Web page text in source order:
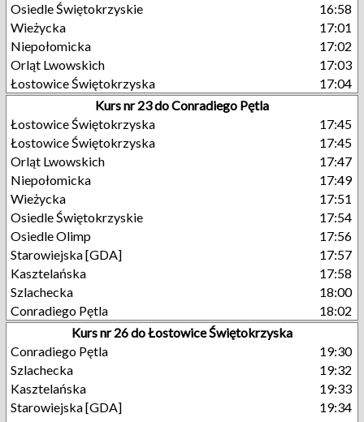
Osiedle Świętokrzyskie
16:58
Wieżycka
17:01
Niepołomicka
17:02
Orląt Lwowskich
17:03
Łostowice Świętokrzyska
17:04
Kurs nr 23 do Conradiego Pętla
Łostowice Świętokrzyska
17:45
Łostowice Świętokrzyska
17:45
Orląt Lwowskich
17:47
Niepołomicka
17:49
Wieżycka
17:51
Osiedle Świętokrzyskie
17:54
Osiedle Olimp
17:56
Starowiejska [GDA]
17:57
Kasztelańska
17:58
Szlachecka
18:00
Conradiego Pętla
18:02
Kurs nr 26 do Łostowice Świętokrzyska
Conradiego Pętla
19:30
Szlachecka
19:32
Kasztelańska
19:33
Starowiejska [GDA]
19:34